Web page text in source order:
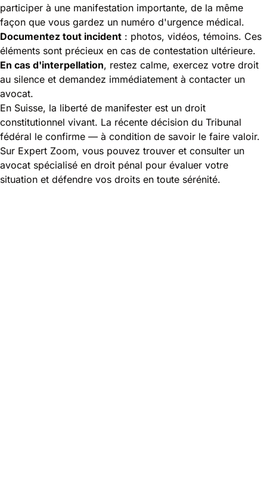
participer à une manifestation importante, de la même
façon que vous gardez un numéro d'urgence médical.
Documentez tout incident : photos, vidéos, témoins. Ces
éléments sont précieux en cas de contestation ultérieure.
En cas d'interpellation, restez calme, exercez votre droit
au silence et demandez immédiatement à contacter un
avocat.
En Suisse, la liberté de manifester est un droit
constitutionnel vivant. La récente décision du Tribunal
fédéral le confirme — à condition de savoir le faire valoir.
Sur Expert Zoom, vous pouvez trouver et consulter un
avocat spécialisé en droit pénal pour évaluer votre
situation et défendre vos droits en toute sérénité.